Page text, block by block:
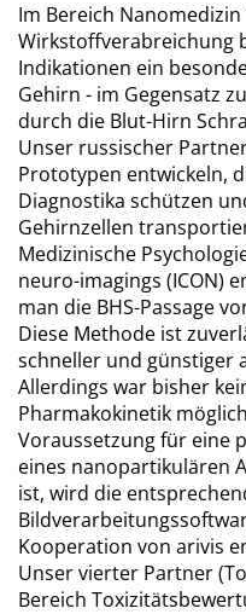
Im Bereich
Wirkstoffverabreichung
Indikationen ein
Gehirn - im Gegensatz
durch die Blut-Hirn
Unser russischer
Prototypen entwickeln,
Diagnostika schützen
Gehirnzellen
Medizinische
neuro-imagings (ICON)
man die BHS-Passage
Diese Methode ist
schneller und günstiger
Allerdings war bisher
Pharmakokinetik
Voraussetzung für eine
eines nanopartikulären
ist, wird die
Kooperation von arivis
Unser vierter Partner
Bereich